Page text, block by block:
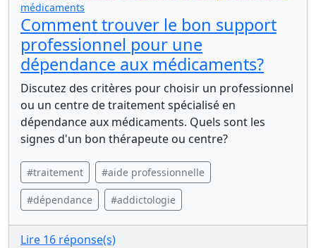
médicaments
Comment trouver le bon support
professionnel pour une
dépendance aux médicaments?
Discutez des critères pour choisir un professionnel
ou un centre de traitement spécialisé en
dépendance aux médicaments. Quels sont les
signes d'un bon thérapeute ou centre?
#traitement #aide professionnelle
#dépendance #addictologie
Lire 16 réponse(s)